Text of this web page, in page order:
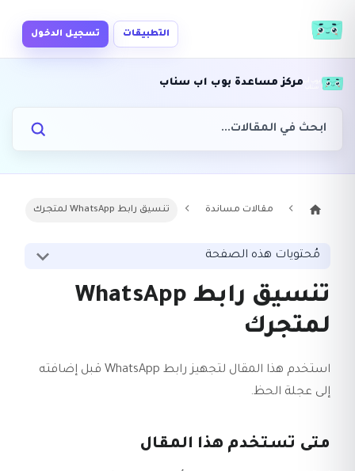
التطبيقات تسجيل الدخول
مركز مساعدة بوب اب سناب
مقالات مساندة تنسيق رابط WhatsApp لمتجرك
مُحتويات هذه الصفحة
تنسيق رابط WhatsApp
لمتجرك
استخدم هذا المقال لتجهيز رابط WhatsApp قبل إضافته
إلى عجلة الحظ.
متى تستخدم هذا المقال